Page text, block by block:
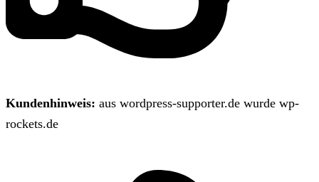
Kundenhinweis: aus wordpress-supporter.de wurde wp-
rockets.de